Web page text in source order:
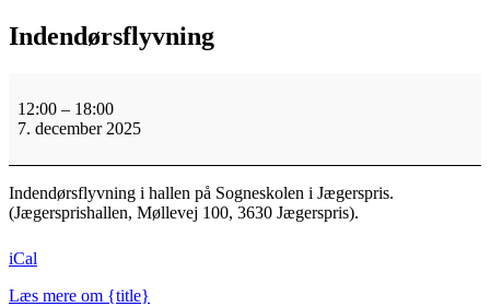
Indendørsflyvning
12:00 – 18:00
7. december 2025
Indendørsflyvning i hallen på Sogneskolen i Jægerspris.
(Jægersprishallen, Møllevej 100, 3630 Jægerspris).
iCal
Læs mere om {title}